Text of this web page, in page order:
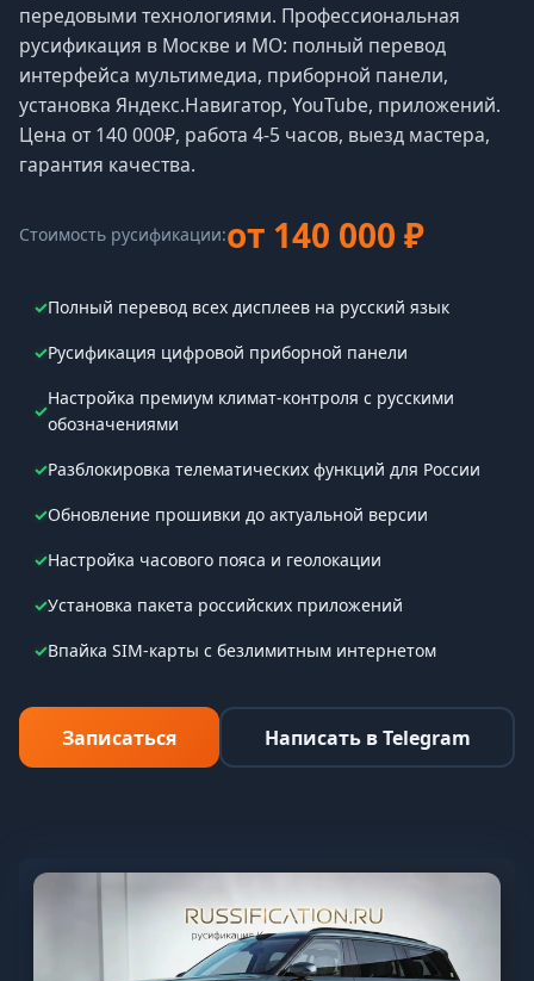
передовыми технологиями. Профессиональная
русификация в Москве и МО: полный перевод
интерфейса мультимедиа, приборной панели,
установка Яндекс.Навигатор, YouTube, приложений.
Цена от 140 000₽, работа 4-5 часов, выезд мастера,
гарантия качества.
Стоимость русификации:от 140 000 ₽
✓Полный перевод всех дисплеев на русский язык
✓Русификация цифровой приборной панели
✓
Настройка премиум климат-контроля с русскими
обозначениями
✓Разблокировка телематических функций для России
✓Обновление прошивки до актуальной версии
✓Настройка часового пояса и геолокации
✓Установка пакета российских приложений
✓Впайка SIM-карты с безлимитным интернетом
Записаться Написать в Telegram